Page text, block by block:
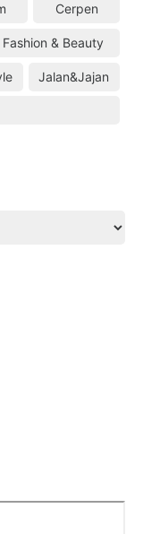
Cerpen
Fashion & Beauty
Jalan&Jajan